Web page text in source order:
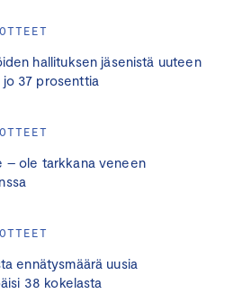
hallituksen jäsenistä uuteen
37 prosenttia
– ole tarkkana veneen
ennätysmäärä uusia
38 kokelasta